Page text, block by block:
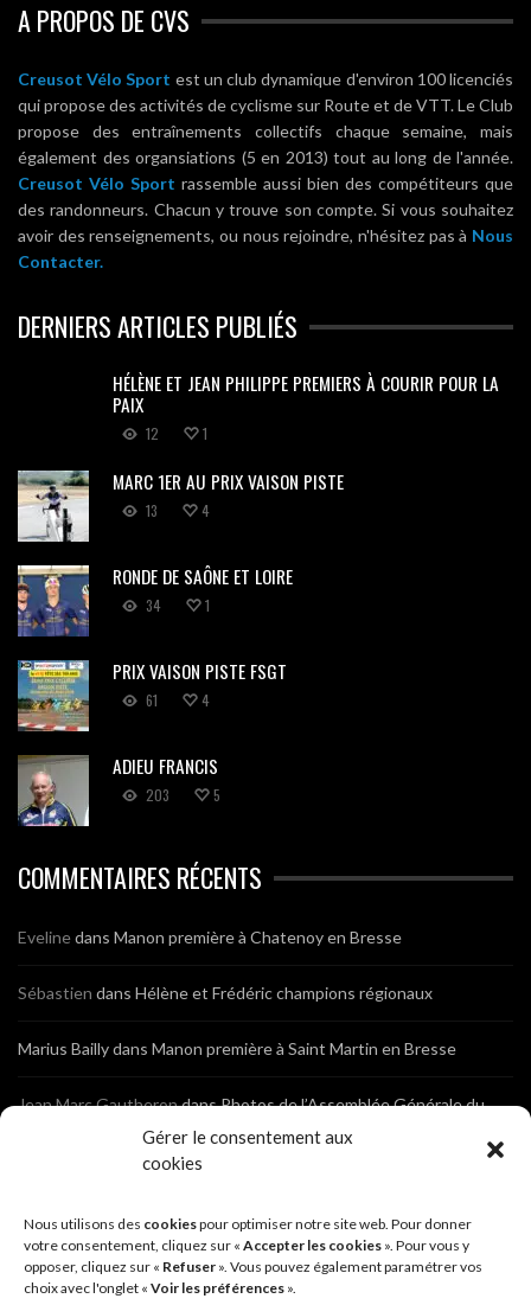
Gérer le consentement aux
cookies
Nous utilisons des cookiespour optimiser notre site web. Pour donner
votre consentement, cliquez sur « Accepter les cookies ». Pour vous y
opposer, cliquez sur « Refuser ». Vous pouvez également paramétrer vos
choix avec l'onglet « Voir les préférences ».
A PROPOS DE CVS
Creusot Vélo Sport est un club dynamique d'environ 100 licenciés
qui propose des activités de cyclisme sur Route et de VTT. Le Club
propose des entraînements collectifs chaque semaine, mais
également des organsiations (5 en 2013) tout au long de l'année.
Creusot Vélo Sport rassemble aussi bien des compétiteurs que
des randonneurs. Chacun y trouve son compte. Si vous souhaitez
avoir des renseignements, ou nous rejoindre, n'hésitez pas à Nous
Contacter.
DERNIERS ARTICLES PUBLIÉS
HÉLÈNE ET JEAN PHILIPPE PREMIERS À COURIR POUR LA
PAIX
12 1
MARC 1ER AU PRIX VAISON PISTE
13 4
RONDE DE SAÔNE ET LOIRE
34 1
PRIX VAISON PISTE FSGT
61 4
ADIEU FRANCIS
203 5
COMMENTAIRES RÉCENTS
Evelinedans Manon première à Chatenoy en Bresse
Sébastien dans Hélène et Frédéric champions régionaux
Marius Baillydans Manon première à Saint Martin en Bresse
Jean Marc GautherondansPhotos de l’Assemblée Générale du
SébastiendansCyclocross de Brochon (21)
BreniauxdansCyclocross de Brochon (21)